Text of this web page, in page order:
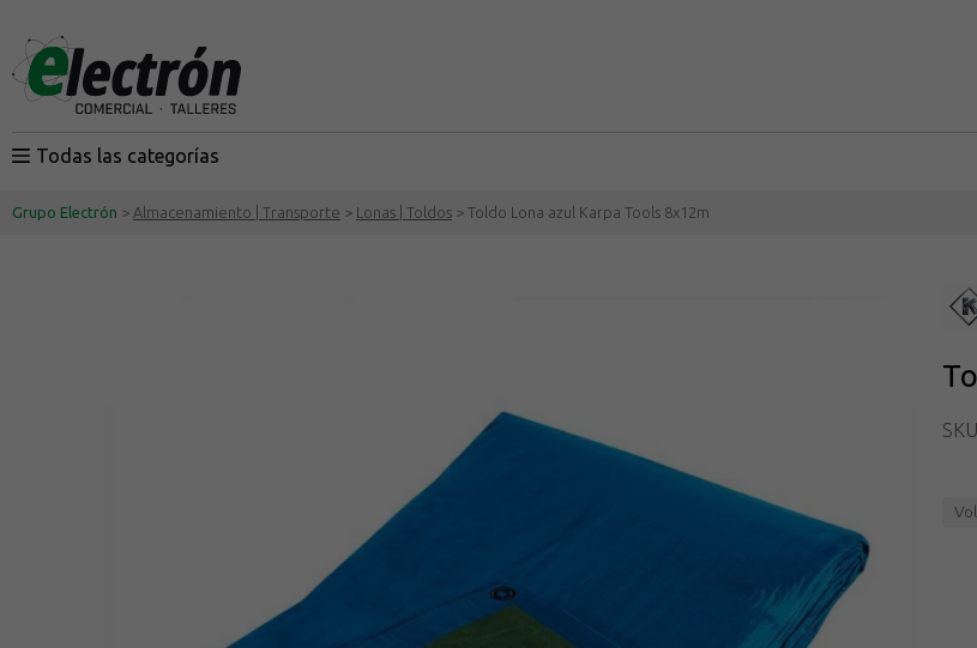
Todas las categorías
Grupo Electrón > Almacenamiento | Transporte > Lonas | Toldos > Toldo Lona azul Karpa Tools 8x12m